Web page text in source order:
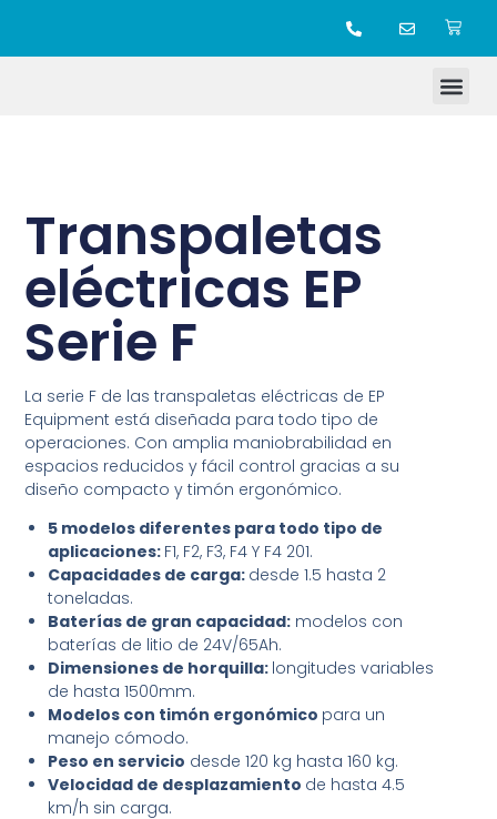
Transpaletas
eléctricas EP
Serie F
La serie F de las transpaletas eléctricas de EP
Equipment está diseñada para todo tipo de
operaciones. Con amplia maniobrabilidad en
espacios reducidos y fácil control gracias a su
diseño compacto y timón ergonómico.
5 modelos diferentes para todo tipo de
aplicaciones: F1, F2, F3, F4 Y F4 201.
Capacidades de carga: desde 1.5 hasta 2
toneladas.
Baterías de gran capacidad: modelos con
baterías de litio de 24V/65Ah.
Dimensiones de horquilla: longitudes variables
de hasta 1500mm.
Modelos con timón ergonómico para un
manejo cómodo.
Peso en servicio desde 120 kg hasta 160 kg.
Velocidad de desplazamiento de hasta 4.5
km/h sin carga.